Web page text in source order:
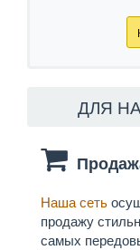
ДЛЯ
Наша сеть
продажу
самых